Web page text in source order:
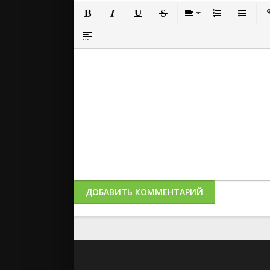
Вставка спойлера
ДОБАВИТЬ КОММЕНТАРИЙ